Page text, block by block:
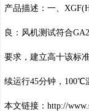
产品描述：一、
良：风机测试符合
要求，建立高十该标
续运行45分钟，100℃
本文链接： http://